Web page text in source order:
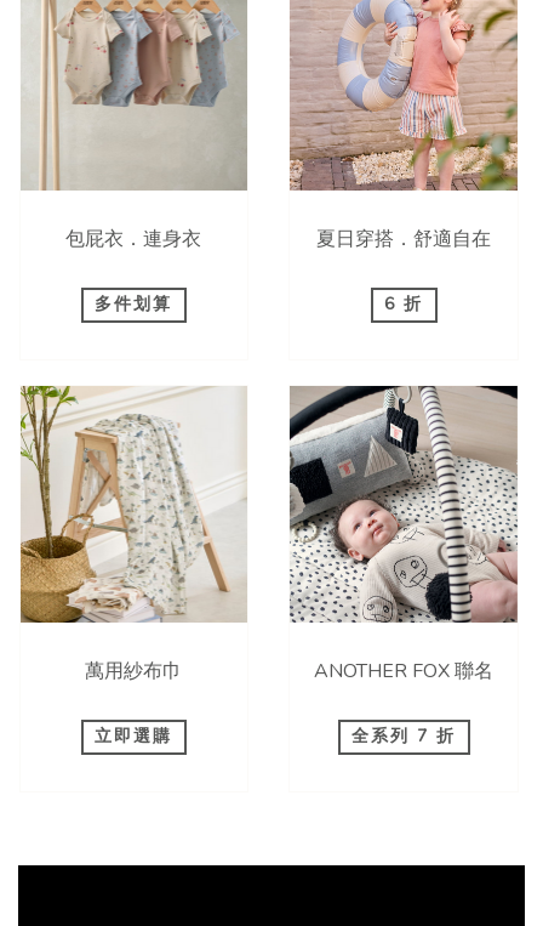
包屁衣．連身衣
多件划算
夏日穿搭．舒適自在
6 折
萬用紗布巾
立即選購
ANOTHER FOX 聯名
全系列 7 折